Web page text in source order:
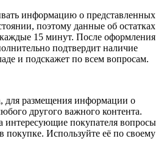
информацию о представленных
поэтому данные об остатках
15 минут. После оформления
подтвердит наличие
и подскажет по всем вопросам.
для размещения информации о
другого важного контента.
интересующие покупателя вопросы
покупке. Используйте её по своему